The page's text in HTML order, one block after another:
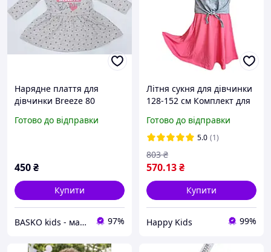
Нарядне плаття для
дівчинки Breeze 80
Готово до відправки
450₴
Купити
BASKO kids - магазин дитячого та підліткового одягу/взуття 97%
Літня сукня для дівчинки
128-152 см Комплект для
футболка
Готово до відправки
5.0 (1)
570.13₴
803 ₴
Купити
Happy Kids 99%